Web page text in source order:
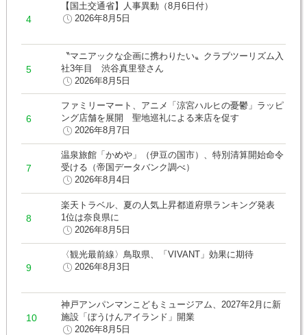
【国土交通省】人事異動（8月6日付）
2026年8月5日
〝マニアックな企画に携わりたい〟クラブツーリズム入
社3年目 渋谷真里登さん
2026年8月5日
ファミリーマート、アニメ「涼宮ハルヒの憂鬱」ラッピ
ング店舗を展開 聖地巡礼による来店を促す
2026年8月7日
温泉旅館「かめや」（伊豆の国市）、特別清算開始命令
受ける（帝国データバンク調べ）
2026年8月4日
楽天トラベル、夏の人気上昇都道府県ランキング発表
1位は奈良県に
2026年8月5日
〈観光最前線〉鳥取県、「VIVANT」効果に期待
2026年8月3日
神戸アンパンマンこどもミュージアム、2027年2月に新
施設「ぼうけんアイランド」開業
2026年8月5日